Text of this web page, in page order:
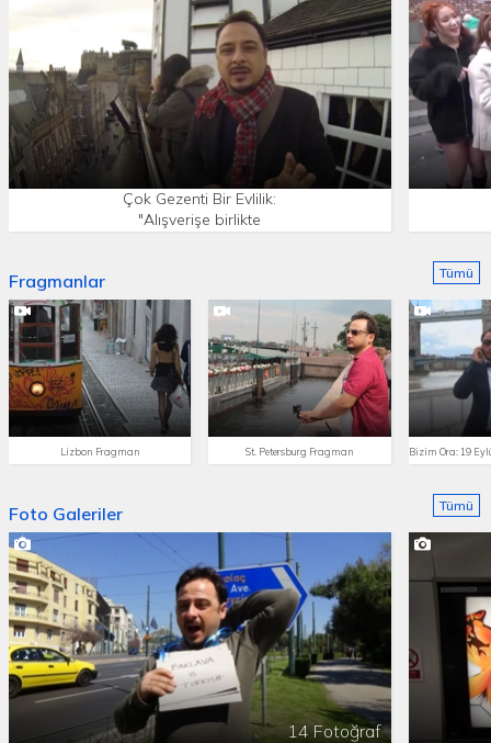
Çok Gezenti Bir Evlilik:
"Alışverişe birlikte
Fragmanlar
Lizbon Fragman St. Petersburg Fragman
Tümü
Foto Galeriler
14 Fotoğraf
Tümü